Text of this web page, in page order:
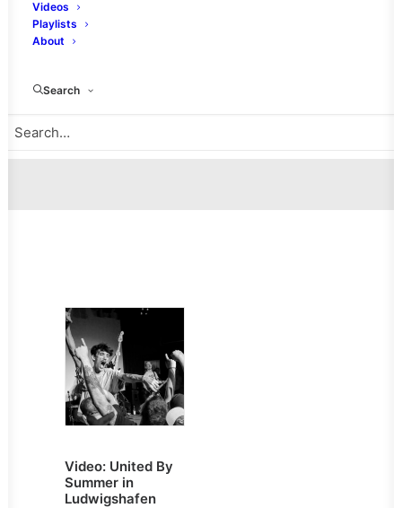
Videos
Playlists
About
Search
Video: United By
Summer in
Ludwigshafen